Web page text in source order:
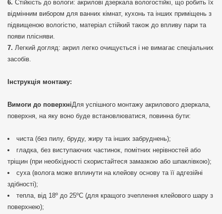
Стійкість до вологи: акрилові дзеркала вологостійкі, що робить їх
відмінним вибором для ванних кімнат, кухонь та інших приміщень з
підвищеною вологістю, матеріал стійкий також до впливу пари та
появи плісняви.
Легкий догляд: акрил легко очищується і не вимагає спеціальних
засобів.
Інструкція монтажу:
Вимоги до поверхніДля успішного монтажу акрилового дзеркала,
поверхня, на яку воно буде встановлюватися, повинна бути:
чиста (без пилу, бруду, жиру та інших забруднень);
гладка, без виступаючих частинок, помітних нерівностей або
тріщин (при необхідності скористайтеся замазкою або шпаклівкою);
суха (волога може вплинути на клейову основу та її адгезійні
здібності);
тепла, від 18º до 25ºС (для кращого зчеплення клейового шару з
поверхнею);